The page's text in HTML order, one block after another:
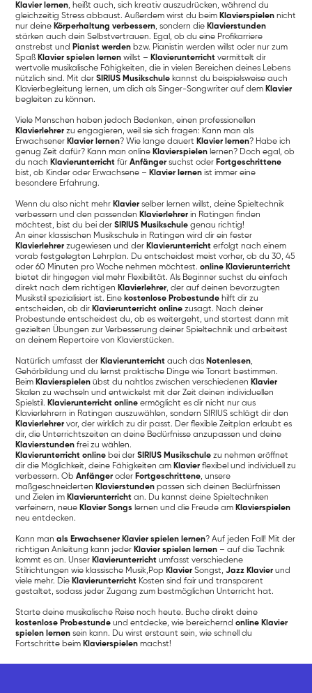
Klavier lernen, heißt auch, sich kreativ auszudrücken, während du
gleichzeitig Stress abbaust. Außerdem wirst du beim Klavierspielen nicht
nur deine Körperhaltung verbessern, sondern die Klavierstunden
stärken auch dein Selbstvertrauen. Egal, ob du eine Profikarriere
anstrebst und Pianist werden bzw. Pianistin werden willst oder nur zum
Spaß Klavier spielen lernen willst – Klavierunterricht vermittelt dir
wertvolle musikalische Fähigkeiten, die in vielen Bereichen deines Lebens
nützlich sind. Mit derSIRIUS Musikschule kannst du beispielsweise auch
Klavierbegleitung lernen, um dich als Singer-Songwriter auf dem Klavier
begleiten zu können.
Viele Menschen haben jedoch Bedenken, einen professionellen
Klavierlehrer zu engagieren, weil sie sich fragen: Kann man als
Erwachsener Klavier lernen? Wie lange dauert Klavier lernen? Habe ich
genug Zeit dafür? Kann man online Klavierspielen lernen? Doch egal, ob
du nach Klavierunterricht fürAnfänger suchst oder Fortgeschrittene
bist, ob Kinder oder Erwachsene – Klavier lernen ist immer eine
besondere Erfahrung.
Wenn du also nicht mehr Klavier selber lernen willst, deine Spieltechnik
verbessern und den passenden Klavierlehrer in Ratingen finden
möchtest, bist du bei derSIRIUS Musikschule genau richtig!
An einer klassischen Musikschule in Ratingen wird dir ein fester
Klavierlehrer zugewiesen und der Klavierunterricht erfolgt nach einem
vorab festgelegten Lehrplan. Du entscheidest meist vorher, ob du 30, 45
oder 60 Minuten pro Woche nehmen möchtest.online Klavierunterricht
bietet dir hingegen viel mehr Flexibilität. Als Beginner suchst du einfach
direkt nach dem richtigen Klavierlehrer, der auf deinen bevorzugten
Musikstil spezialisiert ist. Eine kostenlose Probestunde hilft dir zu
entscheiden, ob dir Klavierunterricht online zusagt. Nach deiner
Probestunde entscheidest du, ob es weitergeht, und startest dann mit
gezielten Übungen zur Verbesserung deiner Spieltechnik und arbeitest
an deinem Repertoire von Klavierstücken.
Natürlich umfasst der Klavierunterricht auch das Notenlesen,
Gehörbildung und du lernst praktische Dinge wie Tonart bestimmen.
Beim Klavierspielen übst du nahtlos zwischen verschiedenen Klavier
Skalen zu wechseln und entwickelst mit der Zeit deinen individuellen
Spielstil. Klavierunterricht online ermöglicht es dir nicht nur aus
Klavierlehrern in Ratingen auszuwählen, sondern SIRIUS schlägt dir den
Klavierlehrer vor, der wirklich zu dir passt. Der flexible Zeitplan erlaubt es
dir, die Unterrichtszeiten an deine Bedürfnisse anzupassen und deine
Klavierstunden frei zu wählen.
Klavierunterricht online bei derSIRIUS Musikschule zu nehmen eröffnet
dir die Möglichkeit, deine Fähigkeiten am Klavier flexibel und individuell zu
verbessern. ObAnfänger oder Fortgeschrittene, unsere
maßgeschneiderten Klavierstunden passen sich deinen Bedürfnissen
und Zielen im Klavierunterricht an. Du kannst deine Spieltechniken
verfeinern, neue Klavier Songs lernen und die Freude am Klavierspielen
neu entdecken.
Kann manals Erwachsener Klavier spielen lernen? Auf jeden Fall! Mit der
richtigen Anleitung kann jeder Klavier spielen lernen – auf die Technik
kommt es an. Unser Klavierunterricht umfasst verschiedene
Stilrichtungen wie klassische Musik,Pop Klavier Songst,Jazz Klavier und
viele mehr. Die Klavierunterricht Kosten sind fair und transparent
gestaltet, sodass jeder Zugang zum bestmöglichen Unterricht hat.
Starte deine musikalische Reise noch heute. Buche direkt deine
kostenlose Probestunde und entdecke, wie bereicherndonline Klavier
spielen lernen sein kann. Du wirst erstaunt sein, wie schnell du
Fortschritte beim Klavierspielen machst!